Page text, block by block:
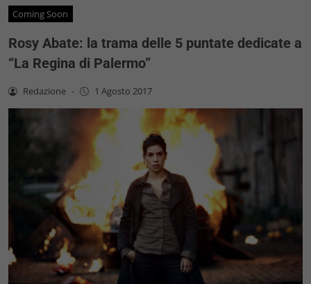
Coming Soon
Rosy Abate: la trama delle 5 puntate dedicate a
“La Regina di Palermo”
Redazione - 1 Agosto 2017